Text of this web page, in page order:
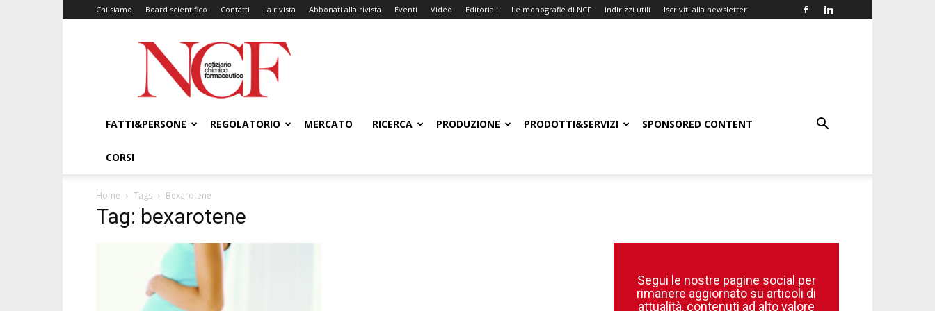
Chi siamo Board scientifico Contatti La rivista Abbonati alla rivista Eventi Video Editoriali Le monografie di NCF Indirizzi utili Iscriviti alla newsletter
NCF
–
Notiziario
Chimico
FATTI&PERSONE
REGOLATORIO MERCATO RICERCA PRODUZIONE PRODOTTI&SERVIZI SPONSORED CONTENT
CORSI
Home Tags Bexarotene
Tag: bexarotene
Segui le nostre pagine social per
rimanere aggiornato su articoli di
attualità, contenuti ad alto valore